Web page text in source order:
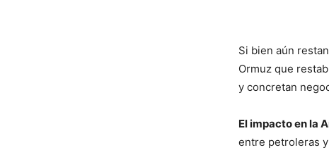
Si bien aún
Ormuz que
y concretan
El impacto en la
entre petroleras